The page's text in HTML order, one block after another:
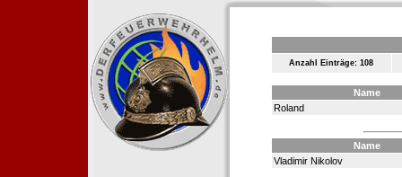
Anzahl Einträge: 108
Name
Roland
Name
Vladimir Nikolov